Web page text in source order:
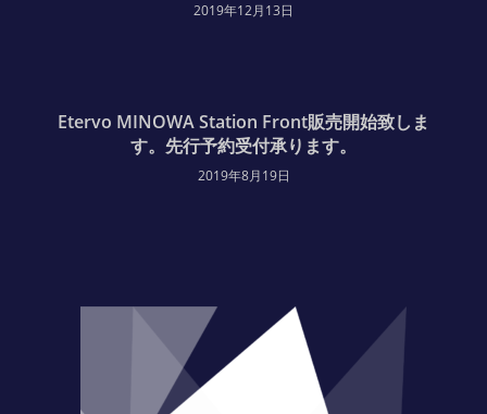
2019年12月13日
Etervo MINOWA Station Front販売開始致しま
す。先行予約受付承ります。
2019年8月19日